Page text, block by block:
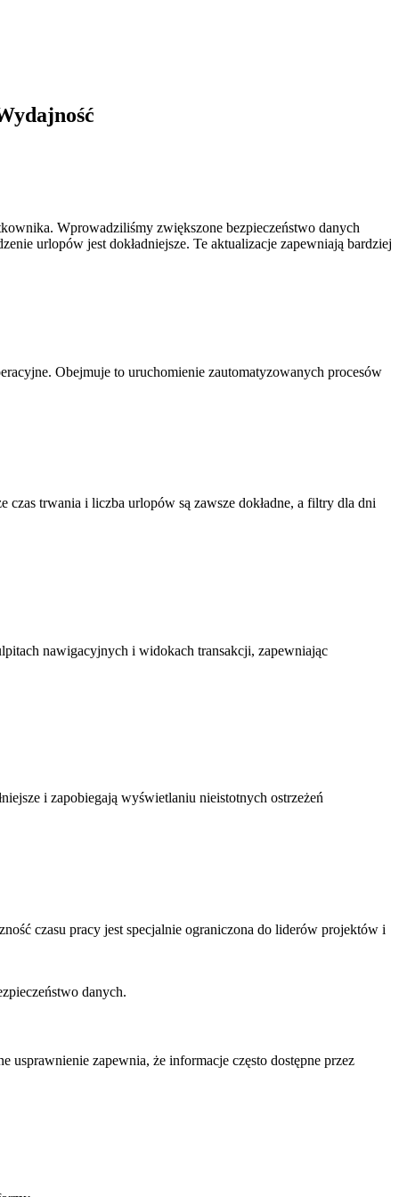
Wprowadziliśmy zwiększone bezpieczeństwo danych
urlopów jest dokładniejsze. Te aktualizacje zapewniają bardziej
Obejmuje to uruchomienie zautomatyzowanych procesów
trwania i liczba urlopów są zawsze dokładne, a filtry dla dni
nawigacyjnych i widokach transakcji, zapewniając
i zapobiegają wyświetlaniu nieistotnych ostrzeżeń
czasu pracy jest specjalnie ograniczona do liderów projektów i
danych.
zapewnia, że informacje często dostępne przez